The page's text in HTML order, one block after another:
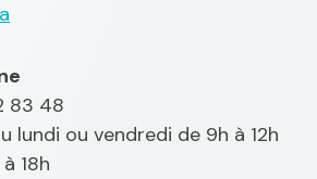
83 48
lundi ou vendredi de 9h à 12h
18h